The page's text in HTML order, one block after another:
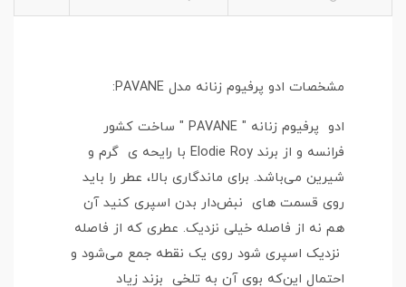
مشخصات ادو پرفیوم زنانه مدل PAVANE:
ادو پرفیوم زنانه " PAVANE " ساخت کشور
فرانسه و از برند Elodie Roy با رایحه ی گرم و
شیرین می‌باشد. برای ماندگاری بالا، عطر را باید
روی قسمت‌ های نبض‌دار بدن اسپری کنید آن
هم نه از فاصله خیلی نزدیک. عطری که از فاصله
نزدیک اسپری شود روی یک نقطه جمع می‌شود و
احتمال این‌که بوی آن به تلخی بزند زیاد